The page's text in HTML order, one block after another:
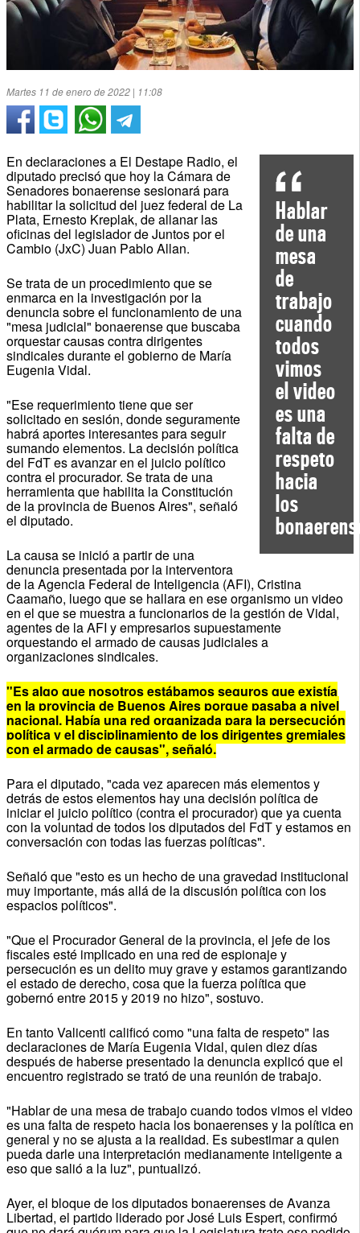
Martes 11 de enero de 2022 | 11:08
Hablar
de una
mesa
de
trabajo
cuando
todos
vimos
el video
es una
falta de
respeto
hacia
los
En declaraciones a El Destape Radio, el
diputado precisó que hoy la Cámara de
Senadores bonaerense sesionará para
habilitar la solicitud del juez federal de La
Plata, Ernesto Kreplak, de allanar las
oficinas del legislador de Juntos por el
Cambio (JxC) Juan Pablo Allan.
Se trata de un procedimiento que se
enmarca en la investigación por la
denuncia sobre el funcionamiento de una
"mesa judicial" bonaerense que buscaba
orquestar causas contra dirigentes
sindicales durante el gobierno de María
Eugenia Vidal.
"Ese requerimiento tiene que ser
solicitado en sesión, donde seguramente
habrá aportes interesantes para seguir
sumando elementos. La decisión política
del FdT es avanzar en el juicio político
contra el procurador. Se trata de una
herramienta que habilita la Constitución
de la provincia de Buenos Aires", señaló
el diputado.
La causa se inició a partir de una
denuncia presentada por la interventora
de la Agencia Federal de Inteligencia (AFI), Cristina
Caamaño, luego que se hallara en ese organismo un video
en el que se muestra a funcionarios de la gestión de Vidal,
agentes de la AFI y empresarios supuestamente
orquestando el armado de causas judiciales a
organizaciones sindicales.
"Es algo que nosotros estábamos seguros que existía
en la provincia de Buenos Aires porque pasaba a nivel
nacional. Había una red organizada para la persecución
política y el disciplinamiento de los dirigentes gremiales
con el armado de causas", señaló.
Para el diputado, "cada vez aparecen más elementos y
detrás de estos elementos hay una decisión política de
iniciar el juicio político (contra el procurador) que ya cuenta
con la voluntad de todos los diputados del FdT y estamos en
conversación con todas las fuerzas políticas".
Señaló que "esto es un hecho de una gravedad institucional
muy importante, más allá de la discusión política con los
espacios políticos".
"Que el Procurador General de la provincia, el jefe de los
fiscales esté implicado en una red de espionaje y
persecución es un delito muy grave y estamos garantizando
el estado de derecho, cosa que la fuerza política que
gobernó entre 2015 y 2019 no hizo", sostuvo.
En tanto Valicenti calificó como "una falta de respeto" las
declaraciones de María Eugenia Vidal, quien diez días
después de haberse presentado la denuncia explicó que el
encuentro registrado se trató de una reunión de trabajo.
"Hablar de una mesa de trabajo cuando todos vimos el video
es una falta de respeto hacia los bonaerenses y la política en
general y no se ajusta a la realidad. Es subestimar a quien
pueda darle una interpretación medianamente inteligente a
eso que salió a la luz", puntualizó.
Ayer, el bloque de los diputados bonaerenses de Avanza
Libertad, el partido liderado por José Luis Espert, confirmó